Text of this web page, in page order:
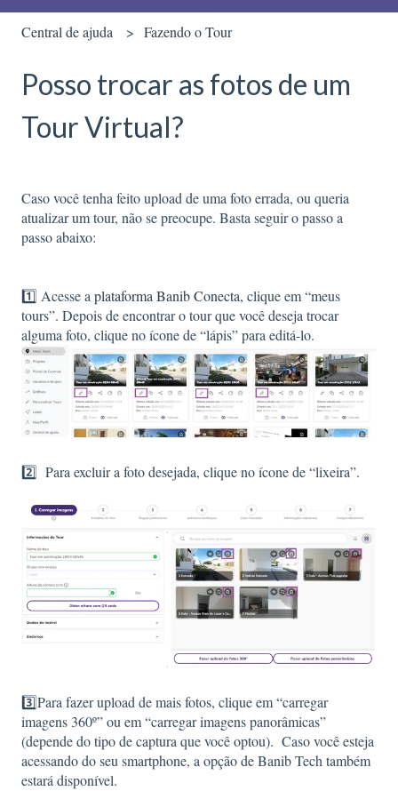
Central de ajuda Fazendo o Tour
Posso trocar as fotos de um
Tour Virtual?
Caso você tenha feito upload de uma foto errada, ou queria
atualizar um tour, não se preocupe. Basta seguir o passo a
passo abaixo:
1️⃣ Acesse a plataforma Banib Conecta, clique em “meus
tours”. Depois de encontrar o tour que você deseja trocar
alguma foto, clique no ícone de “lápis” para editá-lo.
2️⃣ Para excluir a foto desejada, clique no ícone de “lixeira”.
3️⃣Para fazer upload de mais fotos, clique em “carregar
imagens 360º” ou em “carregar imagens panorâmicas”
(depende do tipo de captura que você optou). Caso você esteja
acessando do seu smartphone, a opção de Banib Tech também
estará disponível.